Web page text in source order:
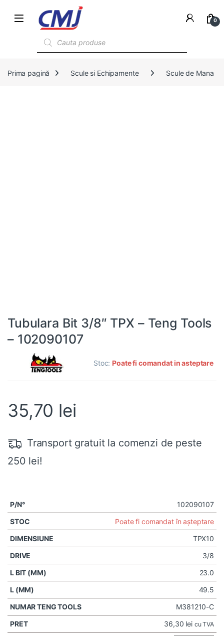
0
Prima pagină Scule si Echipamente Scule de Mana
Tubulara Bit 3/8″ TPX – Teng Tools
– 102090107
Stoc: Poate fi comandat in asteptare
35,70 lei
Transport gratuit la comenzi de peste
250 lei!
102090107
Poate fi comandat în așteptare
TPX10
3/8
23.0
49.5
M381210-C
36,30 lei cu TVA